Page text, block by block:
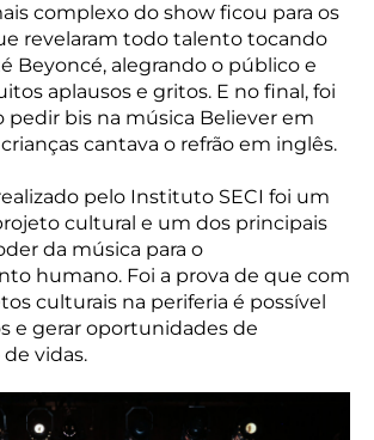
complexo do show ficou para os
revelaram todo talento tocando
Beyoncé, alegrando o público e
aplausos e gritos. E no final, foi
pedir bis na música Believer em
cantava o refrão em inglês.
pelo Instituto SECI foi um
cultural e um dos principais
da música para o
humano. Foi a prova de que com
culturais na periferia é possível
e gerar oportunidades de
vidas.